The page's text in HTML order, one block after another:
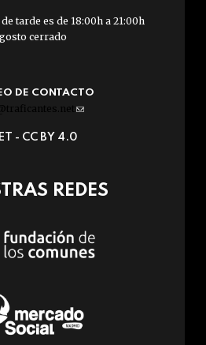
tarde es de 18:00h a 21:00h
cerrado
DE CONTACTO
(link
e-
- CC BY 4.0
REDES